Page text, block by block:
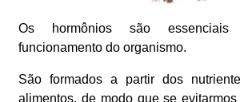
Os hormônios são
funcionamento do organismo.
São formados a partir dos
alimentos, de modo que se